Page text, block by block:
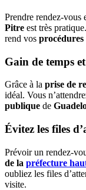
Prendre rendez-vous
Pitre est très
rend vos procédures
Gain de temps
Grâce à la prise de
idéal. Vous
publique de
Évitez les files
Prévoir un rendez-
de la préfecture
oubliez les files
visite.